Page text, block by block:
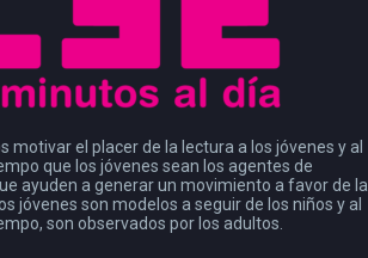
motivar el placer de la lectura a los jóvenes y al
que los jóvenes sean los agentes de
ayuden a generar un movimiento a favor de la
jóvenes son modelos a seguir de los niños y al
son observados por los adultos.